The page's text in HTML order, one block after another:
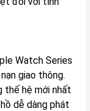
Watch Series
giao thông.
thế hệ mới nhất
dễ dàng phát